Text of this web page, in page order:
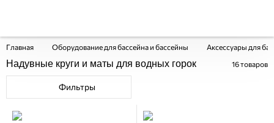
Главная Оборудование для бассейна и бассейны Аксессуары для
Надувные круги и маты для водных горок 16товаров
Фильтры